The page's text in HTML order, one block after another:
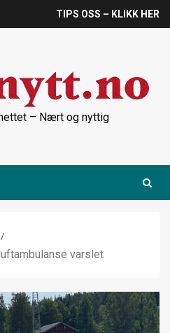
TIPS OSS – KLIKK HER
– Nært og nyttig
varslet